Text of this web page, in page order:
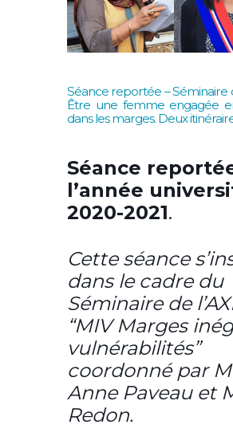
Séance reportée – Séminaire
Être une femme engagée
dans les marges. Deux
Séance
l’année
2020-2021.
Cette séance
dans le cadre du
Séminaire de
“MIV Marges
vulnérabilités”
coordonné par
Anne Paveau et
Redon.